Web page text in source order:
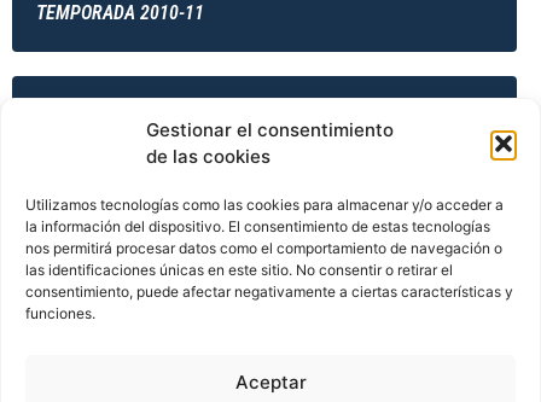
Gestionar el consentimiento
de las cookies
Utilizamos tecnologías como las cookies para almacenar y/o acceder a
la información del dispositivo. El consentimiento de estas tecnologías
nos permitirá procesar datos como el comportamiento de navegación o
las identificaciones únicas en este sitio. No consentir o retirar el
consentimiento, puede afectar negativamente a ciertas características y
funciones.
Aceptar
TEMPORADA 2010-11
TEMPORADA 2011-12
TEMPORADA 2011-12